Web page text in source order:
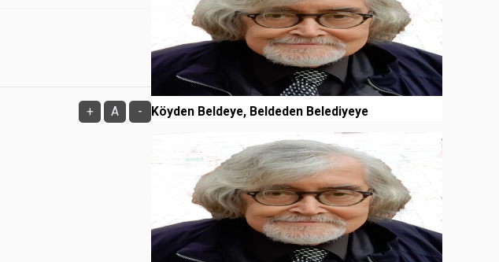
+ A - Köyden Beldeye, Beldeden Belediyeye